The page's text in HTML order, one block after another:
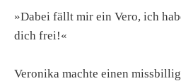
»Dabei fällt mir ein Vero, ich
dich frei!«
Veronika machte einen